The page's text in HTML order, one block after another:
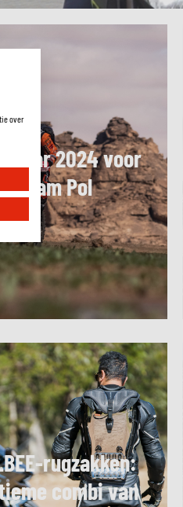
Dakar 2024 voor
Mirjam Pol
rugzakken:
combi van
over